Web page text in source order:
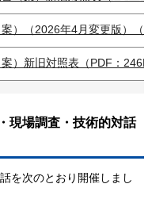
）（2026年4月変更版）（
）新旧対照表（PDF：
現場調査・技術的対話
を次のとおり開催しまし